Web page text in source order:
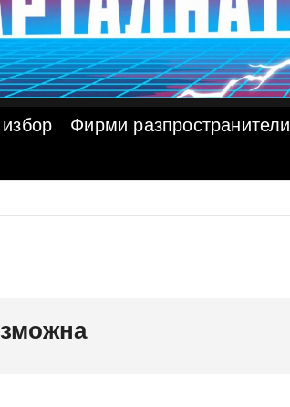
Фирми разпространители